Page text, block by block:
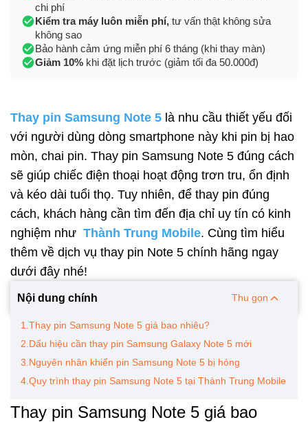
chi phí
Kiểm tra máy luôn miễn phí, tư vấn thật không sửa
không sao
Bảo hành cảm ứng miễn phí 6 tháng (khi thay màn)
Giảm 10% khi đặt lịch trước (giảm tối đa 50.000đ)
Thay pin Samsung Note 5 là nhu cầu thiết yếu đối
với người dùng dòng smartphone này khi pin bị hao
mòn, chai pin. Thay pin Samsung Note 5 đúng cách
sẽ giúp chiếc điện thoại hoạt động trơn tru, ổn định
và kéo dài tuổi thọ. Tuy nhiên, để thay pin đúng
cách, khách hàng cần tìm đến địa chỉ uy tín có kinh
nghiệm như Thành Trung Mobile. Cùng tìm hiểu
thêm về dịch vụ thay pin Note 5 chính hãng ngay
dưới đây nhé!
Nội dung chính Thu gọn
1.Thay pin Samsung Note 5 giá bao nhiêu?
2.Dấu hiệu cần thay pin Samsung Galaxy Note 5 mới
3.Nguyên nhân khiến pin Samsung Note 5 bị hỏng
4.Quy trình thay pin Samsung Note 5 tại Thành Trung Mobile
Thay pin Samsung Note 5 giá bao